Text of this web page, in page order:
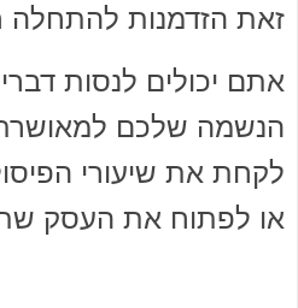
זאת הזדמנות להתחלה
אתם יכולים לנסות
הנשמה שלכם
לקחת את שיעורי
או לפתוח את העסק